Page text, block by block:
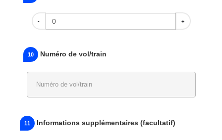
- +
10 Numéro de vol/train
11 Informations supplémentaires (facultatif)